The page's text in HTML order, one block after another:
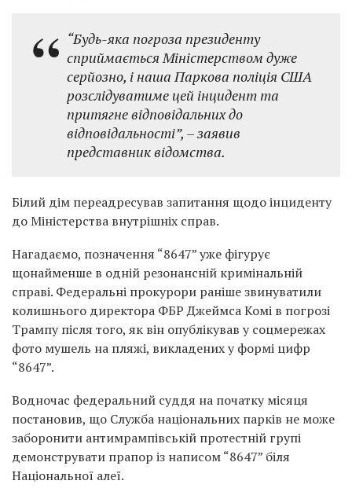
“Будь-яка погроза президенту
сприймається Міністерством дуже
серйозно, і наша Паркова поліція США
розслідуватиме цей інцидент та
притягне відповідальних до
відповідальності”, – заявив
представник відомства.
Білий дім переадресував запитання щодо інциденту
до Міністерства внутрішніх справ.
Нагадаємо, позначення “8647” уже фігурує
щонайменше в одній резонансній кримінальній
справі. Федеральні прокурори раніше звинуватили
колишнього директора ФБР Джеймса Комі в погрозі
Трампу після того, як він опублікував у соцмережах
фото мушель на пляжі, викладених у формі цифр
“8647”.
Водночас федеральний суддя на початку місяця
постановив, що Служба національних парків не може
заборонити антимрампівській протестній групі
демонструвати прапор із написом “8647” біля
Національної алеї.